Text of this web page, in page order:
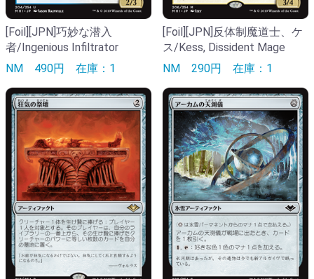
[Foil][JPN]巧妙な潜入
者/Ingenious Infiltrator
NM 490円 在庫：1
[Foil][JPN]反体制魔道士、ケ
ス/Kess, Dissident Mage
NM 290円 在庫：1